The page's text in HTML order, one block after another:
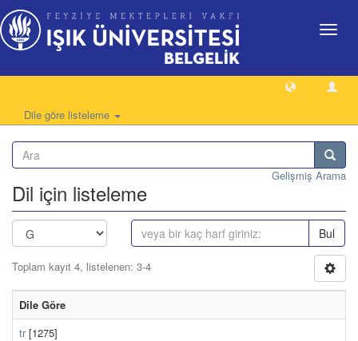
Geçiş
Dile göre listeleme
Gelişmiş Arama
Dil için listeleme
Bul
Toplam kayıt 4, listelenen: 3-4
Dile Göre
tr[1275]